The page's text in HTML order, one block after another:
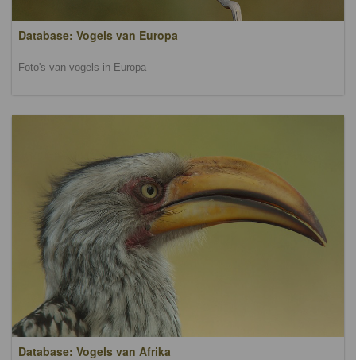
Database: Vogels van Europa
Foto's van vogels in Europa
Database: Vogels van Afrika